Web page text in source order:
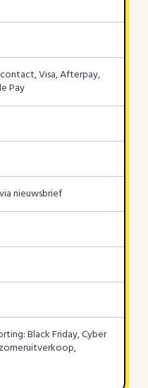
Visa, Afterpay,
Pay
nieuwsbrief
Black Friday, Cyber